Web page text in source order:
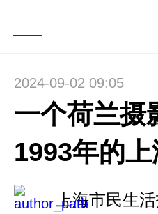
2024-09-02 09:05
一个荷兰
1993年的上
上海市民生